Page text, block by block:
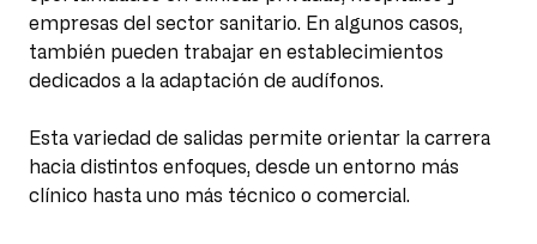
empresas del sector sanitario. En algunos casos,
también pueden trabajar en establecimientos
dedicados a la adaptación de audífonos.
Esta variedad de salidas permite orientar la carrera
hacia distintos enfoques, desde un entorno más
clínico hasta uno más técnico o comercial.